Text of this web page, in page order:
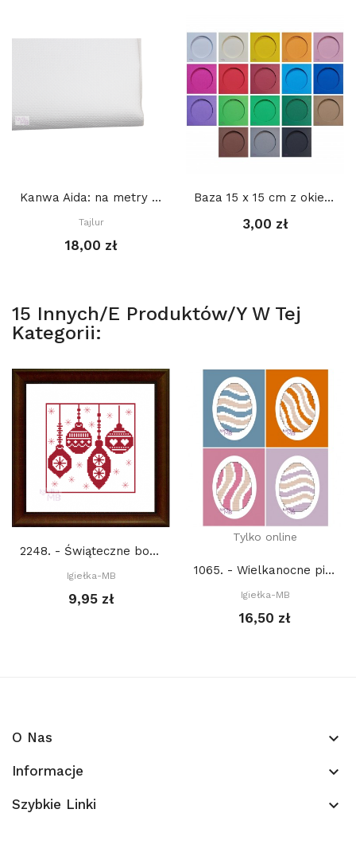
Kanwa Aida: na metry Tajlur: BIAŁA 16ct
Tajlur
18,00 zł
Baza 15 x 15 cm z okienkiem KOŁO 11 cm,...
3,00 zł
15 Innych/e Produktów/y W Tej
Kategorii:
2248. - Świąteczne bombki (PDF)
Igiełka-MB
9,95 zł
Tylko online
1065. - Wielkanocne pisanki (PDF)
Igiełka-MB
16,50 zł
O Nas keyboard_arrow_down
Informacje keyboard_arrow_down
Szybkie Linki keyboard_arrow_down